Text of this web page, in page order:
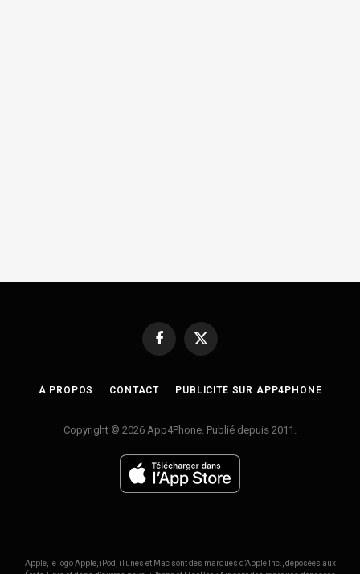
Facebook
X
À PROPOS CONTACT PUBLICITÉ SUR APP4PHONE
Copyright © 2026 App4Phone. Publié depuis 2011.
Apple, le logo Apple, iPod, iTunes et Mac sont des marques d’Apple Inc., déposées aux